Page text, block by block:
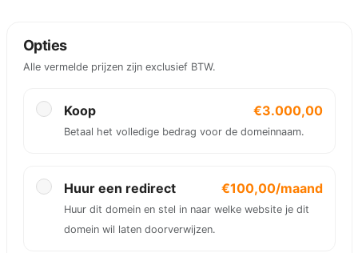
Opties
Alle vermelde prijzen zijn exclusief BTW.
Koop €3.000,00
Betaal het volledige bedrag voor de domeinnaam.
Huur een redirect €100,00/maand
Huur dit domein en stel in naar welke website je dit
domein wil laten doorverwijzen.